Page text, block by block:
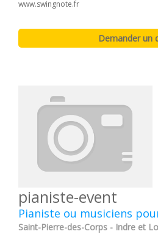
www.swingnote.fr
pianiste-event
Pianiste ou musiciens
Saint-Pierre-des-Corps - Indre et